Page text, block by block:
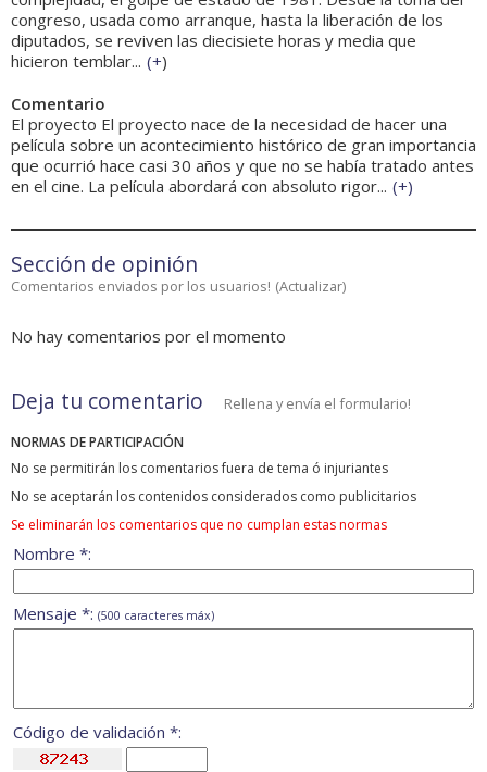
congreso, usada como arranque, hasta la liberación de los
diputados, se reviven las diecisiete horas y media que
hicieron temblar... (+)
Comentario
El proyecto El proyecto nace de la necesidad de hacer una
película sobre un acontecimiento histórico de gran importancia
que ocurrió hace casi 30 años y que no se había tratado antes
en el cine. La película abordará con absoluto rigor... (+)
Sección de opinión
Comentarios enviados por los usuarios! (Actualizar)
No hay comentarios por el momento
Deja tu comentario Rellena y envía el formulario!
NORMAS DE PARTICIPACIÓN
No se permitirán los comentarios fuera de tema ó injuriantes
No se aceptarán los contenidos considerados como publicitarios
Se eliminarán los comentarios que no cumplan estas normas
Nombre *:
Mensaje *: (500 caracteres máx)
Código de validación *: